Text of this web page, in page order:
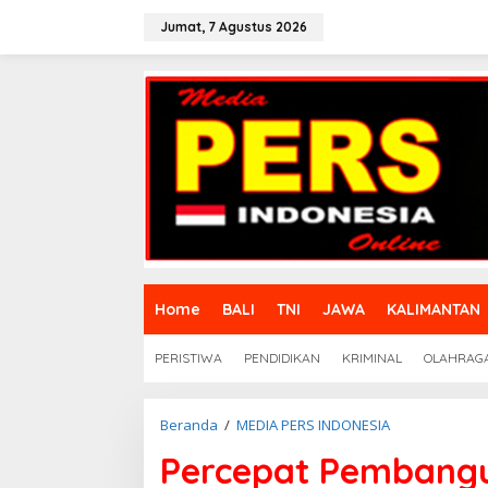
Jumat, 7 Agustus 2026
Home BALI TNI JAWA KALIMANTAN
PERISTIWA PENDIDIKAN KRIMINAL
Beranda / MEDIA PERS INDONESIA
r
c
Percepat